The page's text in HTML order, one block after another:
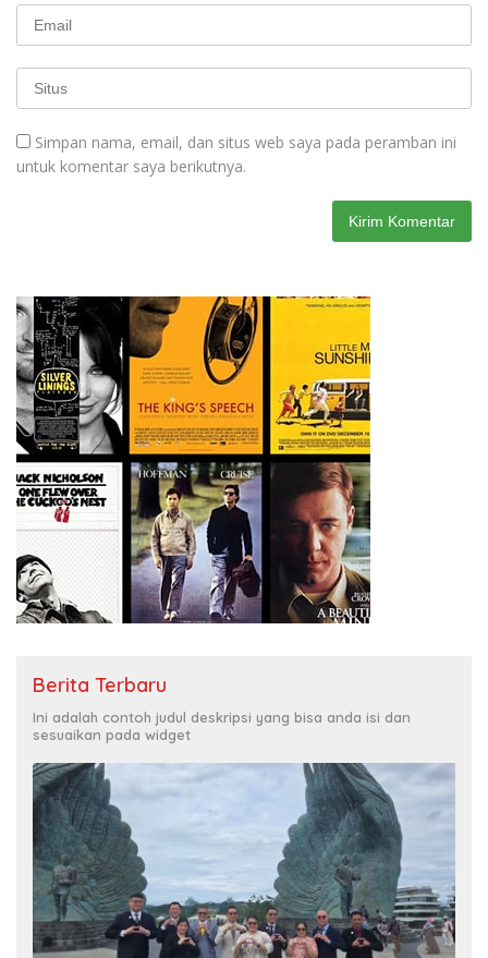
Simpan nama, email, dan situs web saya pada peramban ini
untuk komentar saya berikutnya.
Berita Terbaru
Ini adalah contoh judul deskripsi yang bisa anda isi dan
sesuaikan pada widget